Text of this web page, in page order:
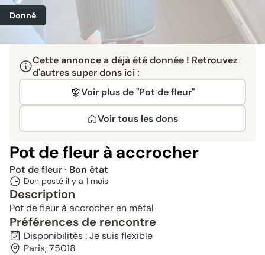
Donné
Cette annonce a déjà été donnée ! Retrouvez
d'autres super dons ici :
Voir plus de "Pot de fleur"
Voir tous les dons
Pot de fleur à accrocher
Pot de fleur· Bon état
Don posté il y a 1 mois
Description
Pot de fleur à accrocher en métal
Préférences de rencontre
Disponibilités : Je suis flexible
Paris, 75018